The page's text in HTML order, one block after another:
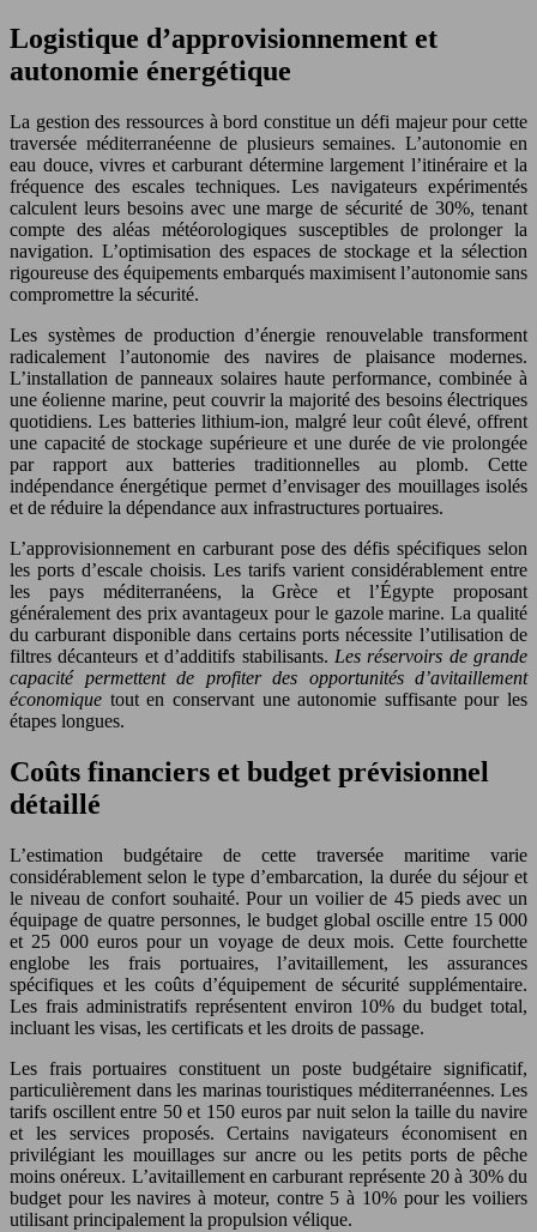
Logistique d’approvisionnement et
autonomie énergétique
La gestion des ressources à bord constitue un défi majeur pour cette
traversée méditerranéenne de plusieurs semaines. L’autonomie en
eau douce, vivres et carburant détermine largement l’itinéraire et la
fréquence des escales techniques. Les navigateurs expérimentés
calculent leurs besoins avec une marge de sécurité de 30%, tenant
compte des aléas météorologiques susceptibles de prolonger la
navigation. L’optimisation des espaces de stockage et la sélection
rigoureuse des équipements embarqués maximisent l’autonomie sans
compromettre la sécurité.
Les systèmes de production d’énergie renouvelable transforment
radicalement l’autonomie des navires de plaisance modernes.
L’installation de panneaux solaires haute performance, combinée à
une éolienne marine, peut couvrir la majorité des besoins électriques
quotidiens. Les batteries lithium-ion, malgré leur coût élevé, offrent
une capacité de stockage supérieure et une durée de vie prolongée
par rapport aux batteries traditionnelles au plomb. Cette
indépendance énergétique permet d’envisager des mouillages isolés
et de réduire la dépendance aux infrastructures portuaires.
L’approvisionnement en carburant pose des défis spécifiques selon
les ports d’escale choisis. Les tarifs varient considérablement entre
les pays méditerranéens, la Grèce et l’Égypte proposant
généralement des prix avantageux pour le gazole marine. La qualité
du carburant disponible dans certains ports nécessite l’utilisation de
filtres décanteurs et d’additifs stabilisants. Les réservoirs de grande
capacité permettent de profiter des opportunités d’avitaillement
économique tout en conservant une autonomie suffisante pour les
étapes longues.
Coûts financiers et budget prévisionnel
détaillé
L’estimation budgétaire de cette traversée maritime varie
considérablement selon le type d’embarcation, la durée du séjour et
le niveau de confort souhaité. Pour un voilier de 45 pieds avec un
équipage de quatre personnes, le budget global oscille entre 15 000
et 25 000 euros pour un voyage de deux mois. Cette fourchette
englobe les frais portuaires, l’avitaillement, les assurances
spécifiques et les coûts d’équipement de sécurité supplémentaire.
Les frais administratifs représentent environ 10% du budget total,
incluant les visas, les certificats et les droits de passage.
Les frais portuaires constituent un poste budgétaire significatif,
particulièrement dans les marinas touristiques méditerranéennes. Les
tarifs oscillent entre 50 et 150 euros par nuit selon la taille du navire
et les services proposés. Certains navigateurs économisent en
privilégiant les mouillages sur ancre ou les petits ports de pêche
moins onéreux. L’avitaillement en carburant représente 20 à 30% du
budget pour les navires à moteur, contre 5 à 10% pour les voiliers
utilisant principalement la propulsion vélique.